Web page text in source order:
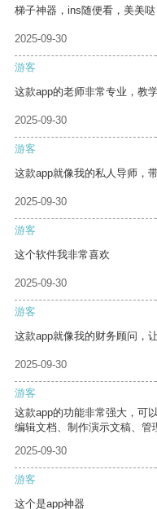
梯子神器，ins随便看，美美哒
2025-09-30
游客
这款app的老师非常专业，教
2025-09-30
游客
这款app就像我的私人导师，
2025-09-30
游客
这个软件我非常喜欢
2025-09-30
游客
这款app就像我的财务顾问，
2025-09-30
游客
这款app的功能非常强大，可
编辑文档、制作演示文稿、管
2025-09-30
游客
这个是app神器